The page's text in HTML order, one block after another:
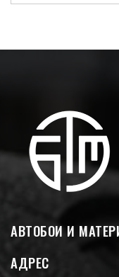
АВТОБОИ И
АДРЕС